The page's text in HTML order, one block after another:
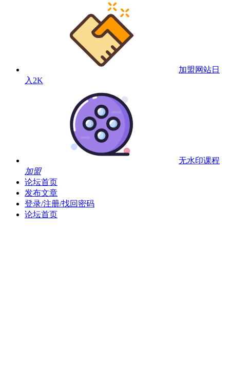
加盟网站日
入2K
无水印课程
加盟
论坛首页
发布文章
登录/注册/找回密码
论坛首页